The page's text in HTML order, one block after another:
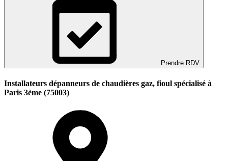
Prendre RDV
Installateurs dépanneurs de chaudières gaz, fioul spécialisé à
Paris 3ème (75003)